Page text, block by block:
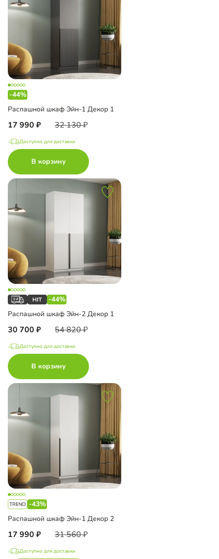
-44%
Распашной шкаф Эйн-1 Декор 1
17 990 32 130
Доступно для доставки
В корзину
-44%
Распашной шкаф Эйн-2 Декор 1
30 700 54 820
Доступно для доставки
В корзину
-43%
Распашной шкаф Эйн-1 Декор 2
17 990 31 560
Доступно для доставки